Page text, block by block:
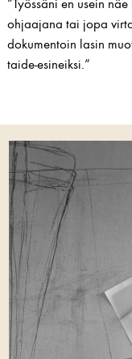
”Työssäni en usein
ohjaajana tai jopa
dokumentoin lasin
taide-esineiksi.”